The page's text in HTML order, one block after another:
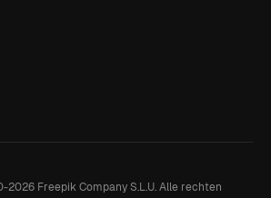
2026Freepik Company S.L.U. Alle rechten